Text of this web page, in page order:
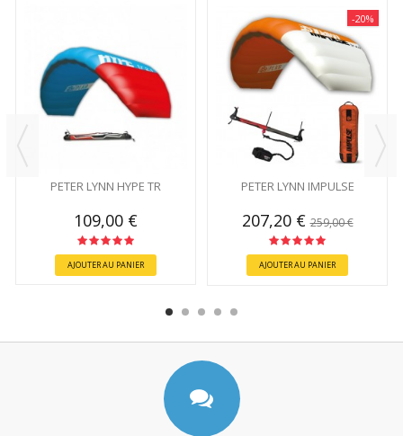
PETER LYNN HYPE TR
109,00 €
AJOUTER AU PANIER
-20%
PETER LYNN IMPULSE
207,20 €259,00 €
AJOUTER AU PANIER